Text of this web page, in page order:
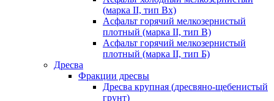
(марка II, тип Вх)
Асфальт горячий мелкозернистый
плотный (марка II, тип В)
Асфальт горячий мелкозернистый
плотный (марка II, тип Б)
Дресва
Фракции дресвы
Дресва крупная (дресвяно-щебенистый
грунт)